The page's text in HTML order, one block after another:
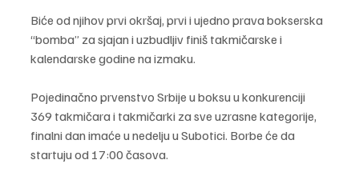
Biće od njihov prvi okršaj, prvi i ujedno prava bokserska
“bomba” za sjajan i uzbudljiv finiš takmičarske i
kalendarske godine na izmaku.
Pojedinačno prvenstvo Srbije u boksu u konkurenciji
369 takmičara i takmičarki za sve uzrasne kategorije,
finalni dan imaće u nedelju u Subotici. Borbe će da
startuju od 17:00 časova.